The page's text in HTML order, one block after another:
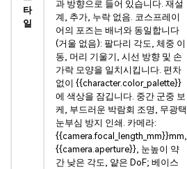
타
일
과 방향으로 들어 있습니다. 재설
계, 추가, 누락 없음. 코스프레이
어의 포즈는 배너와 동일합니다
(거울 없음): 팔다리 각도, 체중 이
동, 머리 기울기, 시선 방향 및 손
가락 모양을 일치시킵니다. 편차
없이 {{character.color_palette}}
에 색상을 잠깁니다. 중간 군중 보
케, 부드러운 박람회 조명, 무광택
눈부심 방지 인쇄. 카메라:
{{camera.focal_length_mm}}mm,
{{camera.aperture}}, 눈높이 약
간 낮은 각도, 얕은 DoF; 베이스